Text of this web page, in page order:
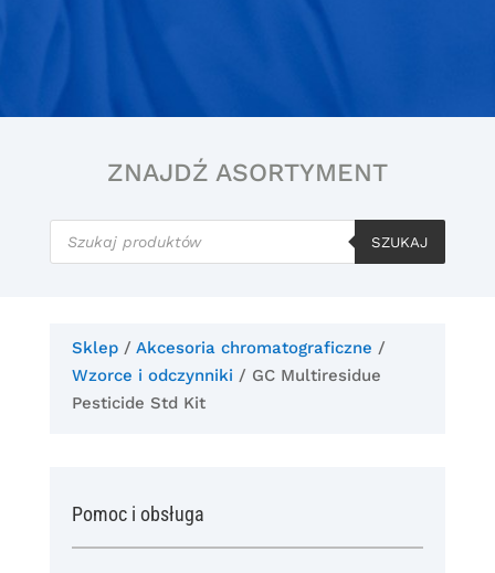
ZNAJDŹ ASORTYMENT
Wyszukiwarka
produktów
SZUKAJ
Sklep/ Akcesoria chromatograficzne /
Wzorce i odczynniki / GC Multiresidue
Pesticide Std Kit
Pomoc i obsługa